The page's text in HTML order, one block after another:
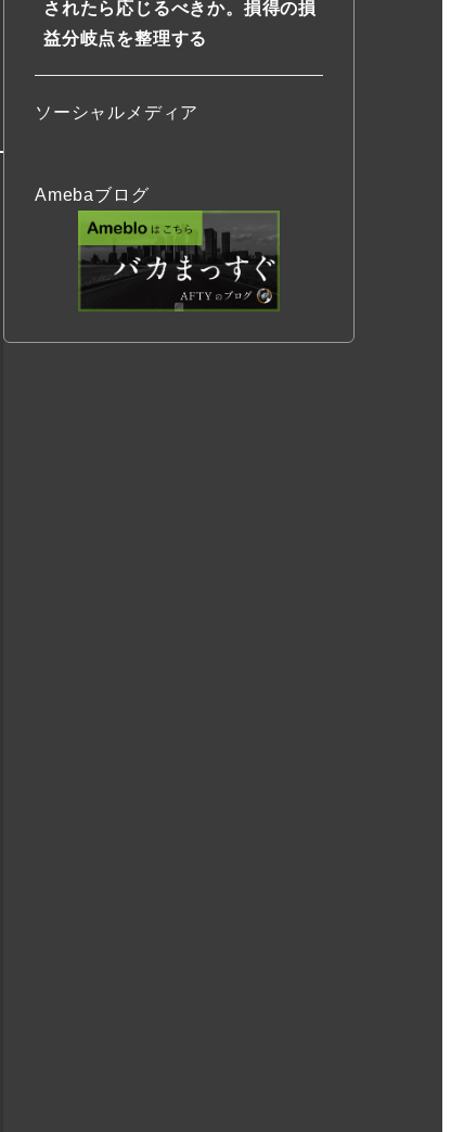
されたら応じるべきか。損得の損
益分岐点を整理する
ソーシャルメディア
Amebaブログ